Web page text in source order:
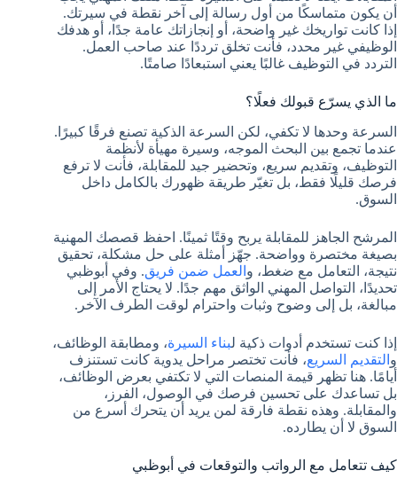
أن يكون متماسكًا من أول رسالة إلى آخر نقطة في سيرتك.
إذا كانت تواريخك غير واضحة، أو إنجازاتك عامة جدًا، أو هدفك
الوظيفي غير محدد، فأنت تخلق ترددًا عند صاحب العمل.
التردد في التوظيف غالبًا يعني استبعادًا صامتًا.
ما الذي يسرّع قبولك فعلًا؟
السرعة وحدها لا تكفي، لكن السرعة الذكية تصنع فرقًا كبيرًا.
عندما تجمع بين البحث الموجه، وسيرة مهيأة لأنظمة
التوظيف، وتقديم سريع، وتحضير جيد للمقابلة، فأنت لا ترفع
فرصك قليلًا فقط، بل تغيّر طريقة ظهورك بالكامل داخل
السوق.
المرشح الجاهز للمقابلة يربح وقتًا ثمينًا. احفظ قصصك المهنية
بصيغة مختصرة وواضحة. جهّز أمثلة على حل مشكلة، تحقيق
نتيجة، التعامل مع ضغط، و العمل ضمن فريق. وفي أبوظبي
تحديدًا، التواصل المهني الواثق مهم جدًا. لا يحتاج الأمر إلى
مبالغة، بل إلى وضوح وثبات واحترام لوقت الطرف الآخر.
إذا كنت تستخدم أدوات ذكية لبناء السيرة، ومطابقة الوظائف،
و التقديم السريع، فأنت تختصر مراحل يدوية كانت تستنزف
أيامًا. هنا تظهر قيمة المنصات التي لا تكتفي بعرض الوظائف،
بل تساعدك على تحسين فرصك في الوصول، الفرز،
والمقابلة. وهذه نقطة فارقة لمن يريد أن يتحرك أسرع من
السوق لا أن يطارده.
كيف تتعامل مع الرواتب والتوقعات في أبوظبي